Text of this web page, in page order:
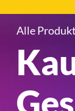
Alle